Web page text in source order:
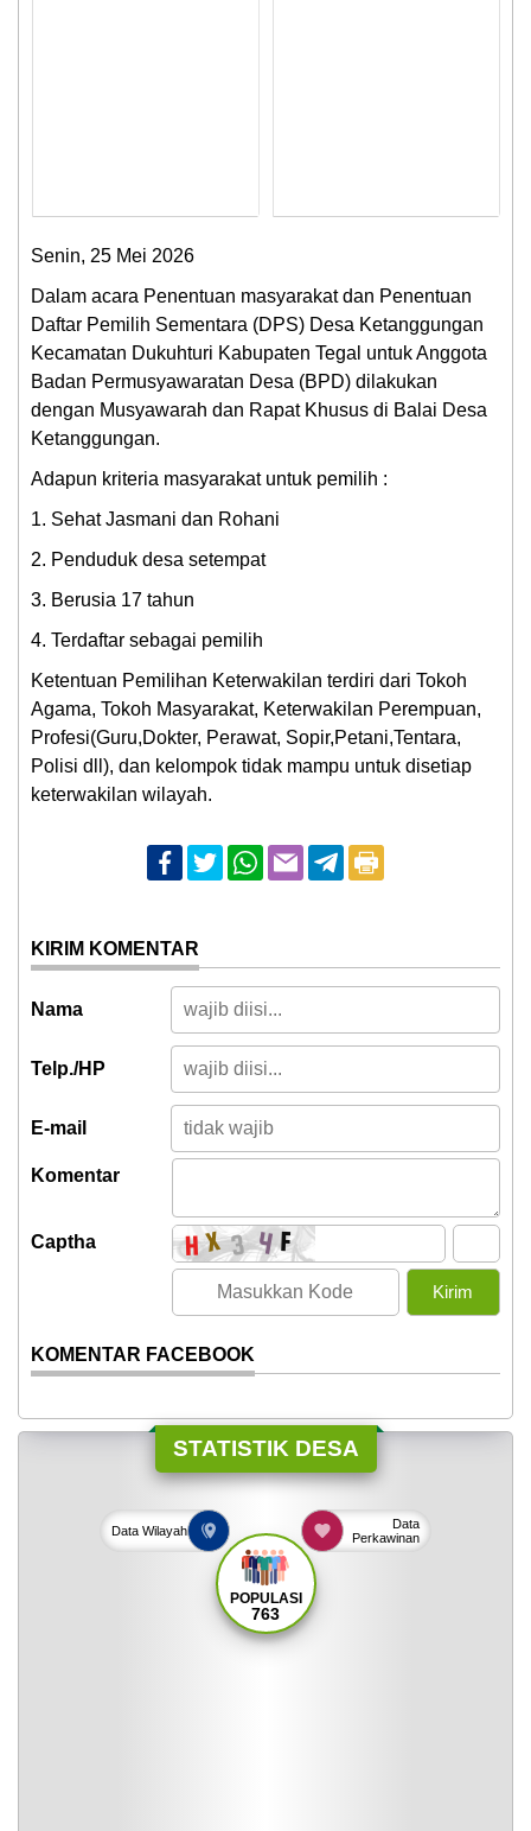
Senin, 25 Mei 2026
Dalam acara Penentuan masyarakat dan Penentuan
Daftar Pemilih Sementara (DPS) Desa Ketanggungan
Kecamatan Dukuhturi Kabupaten Tegal untuk Anggota
Badan Permusyawaratan Desa (BPD) dilakukan
dengan Musyawarah dan Rapat Khusus di Balai Desa
Ketanggungan.
Adapun kriteria masyarakat untuk pemilih :
1. Sehat Jasmani dan Rohani
2. Penduduk desa setempat
3. Berusia 17 tahun
4. Terdaftar sebagai pemilih
Ketentuan Pemilihan Keterwakilan terdiri dari Tokoh
Agama, Tokoh Masyarakat, Keterwakilan Perempuan,
Profesi(Guru,Dokter, Perawat, Sopir,Petani,Tentara,
Polisi dll), dan kelompok tidak mampu untuk disetiap
keterwakilan wilayah.
KIRIM KOMENTAR
Nama
Telp./HP
E-mail
Komentar
Captha
KOMENTAR FACEBOOK
STATISTIK DESA
POPULASI
763
Data Wilayah
Data
Perkawinan